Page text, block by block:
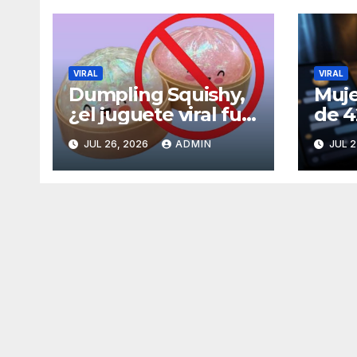
VIRAL
Dumpling Squishy,
¿el juguete viral fue
retirado del
mercado por
sustancia
JUL 26, 2026 ADMIN
VIRAL
de
con
JUL